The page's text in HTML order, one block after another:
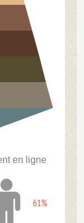
en ligne
61%